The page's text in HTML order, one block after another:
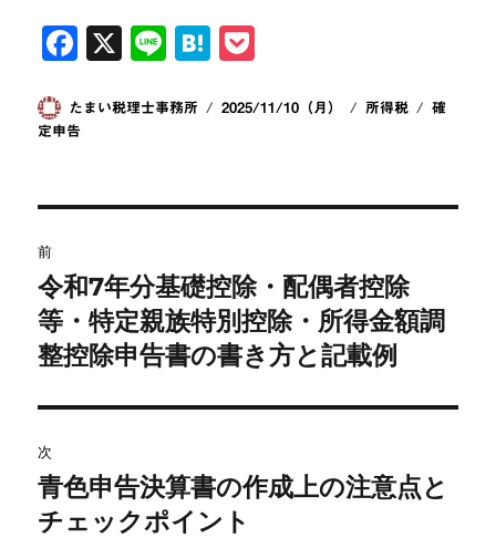
F
c
e
o
k
X
Li
e
H
e ck
投
稿
たまい税理士事務所
投
2025/11/10（月）
カ
所得税
タ
確
定申告
稿
ナ
ビ
ゲ
ー
シ
前
前
の
投
令和7年分基礎控除・配偶者控除
等・特定親族特別控除・所得金額調
整控除申告書の書き方と記載例
次
次
の
青色申告決算書の作成上の注意点と
チェックポイント